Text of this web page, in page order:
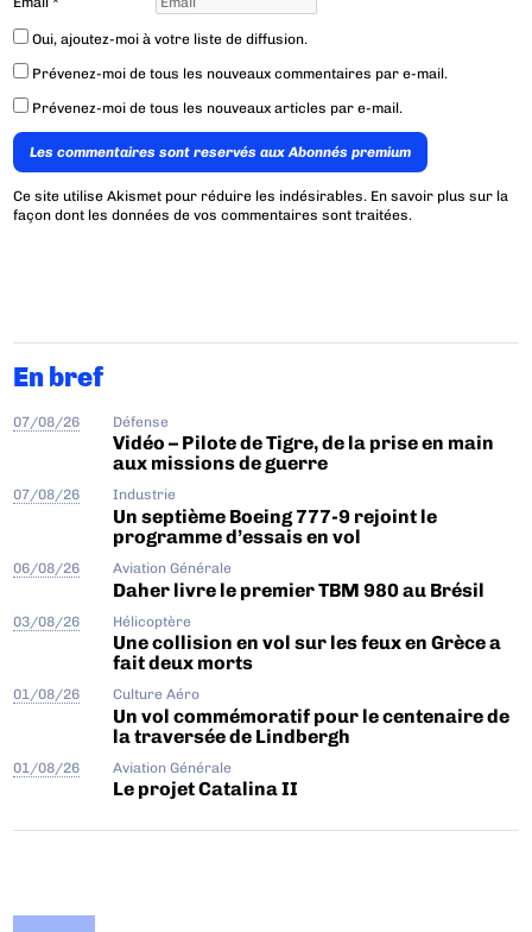
Oui, ajoutez-moi à votre liste de diffusion.
Prévenez-moi de tous les nouveaux commentaires par e-mail.
Prévenez-moi de tous les nouveaux articles par e-mail.
Les commentaires sont reservés aux Abonnés premium
Ce site utilise Akismet pour réduire les indésirables. En savoir plus sur la
façon dont les données de vos commentaires sont traitées.
En bref
07/08/26 Défense
Vidéo – Pilote de Tigre, de la prise en main
aux missions de guerre
07/08/26 Industrie
Un septième Boeing 777-9 rejoint le
programme d’essais en vol
06/08/26 Aviation Générale
Daher livre le premier TBM 980 au Brésil
03/08/26 Hélicoptère
Une collision en vol sur les feux en Grèce a
fait deux morts
01/08/26 Culture Aéro
Un vol commémoratif pour le centenaire de
la traversée de Lindbergh
01/08/26 Aviation Générale
Le projet Catalina II